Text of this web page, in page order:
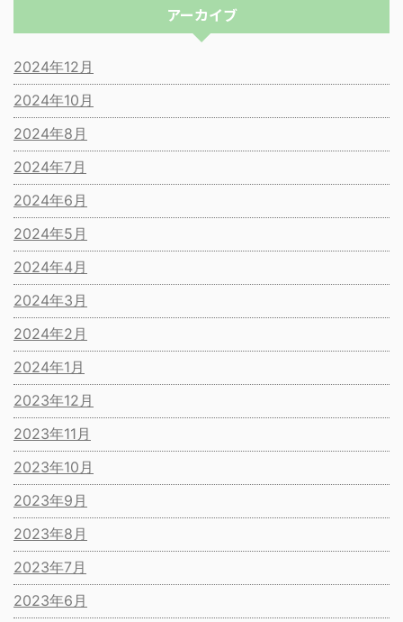
アーカイブ
2024年12月
2024年10月
2024年8月
2024年7月
2024年6月
2024年5月
2024年4月
2024年3月
2024年2月
2024年1月
2023年12月
2023年11月
2023年10月
2023年9月
2023年8月
2023年7月
2023年6月